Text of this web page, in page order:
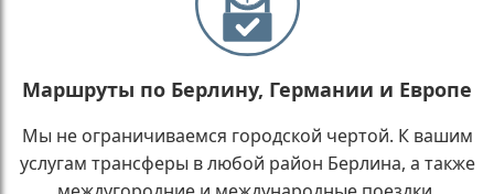
Маршруты по Берлину, Германии и Европе
Мы не ограничиваемся городской чертой. К вашим
услугам трансферы в любой район Берлина, а также